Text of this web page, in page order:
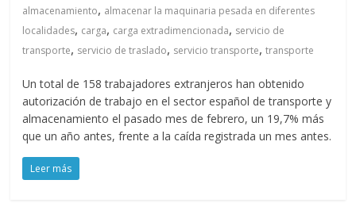
n
a
r
almacenamiento, almacenar la maquinaria pesada en diferentes
localidades, carga, carga extradimencionada, servicio de
transporte, servicio de traslado, servicio transporte,transporte
Un total de 158 trabajadores extranjeros han obtenido
autorización de trabajo en el sector español de transporte y
almacenamiento el pasado mes de febrero, un 19,7% más
que un año antes, frente a la caída registrada un mes antes.
Leer más